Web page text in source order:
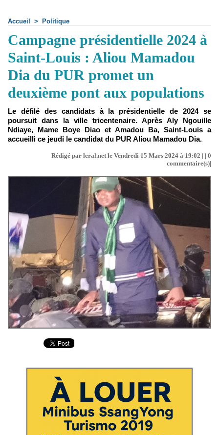
Accueil > Politique
Campagne présidentielle 2024 à
Saint-Louis : Aliou Mamadou
Dia du PUR promet un
deuxième pont aux populations
Le défilé des candidats à la présidentielle de 2024 se
poursuit dans la ville tricentenaire. Après Aly Ngouille
Ndiaye, Mame Boye Diao et Amadou Ba, Saint-Louis a
accueilli ce jeudi le candidat du PUR Aliou Mamadou Dia.
Rédigé par leral.net le Vendredi 15 Mars 2024 à 19:02 | | 0
commentaire(s)|